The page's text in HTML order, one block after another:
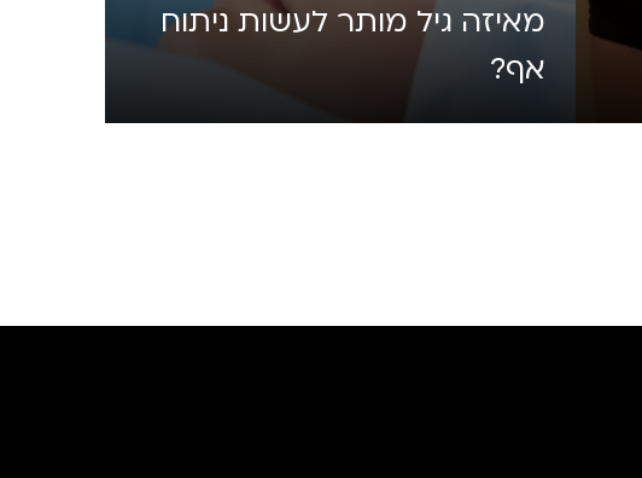
מאיזה גיל מותר לעשות ניתוח
אף?